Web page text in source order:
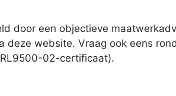
door een objectieve
deze website. Vraag ook eens
02-certificaat).